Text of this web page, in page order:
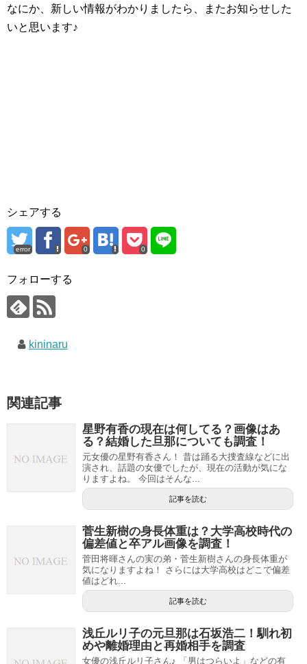
なにか、新しい情報がわかりましたら、またお知らせした
いと思います♪
シェアする
error 0 0
フォローする
kininaru
関連記事
星野有香の現在は何してる？画像はあ
る？結婚した旦那についても調査！
元女優の星野有香さん！ 昔は踊る大捜査線などに出
演され、話題の女優でしたが、現在の活動が気にな
りますよね。 今回はそんな...
記事を読む
菅生新樹の身長体重は？大学高校時代の
偏差値と卒アル画像を調査！
菅田将暉さんの実の弟・菅生新樹さんの身長体重が
気になりますよね！ さらには大学高校はどこで偏差
値はどれ...
記事を読む
浅丘ルリ子の元旦那は石坂浩二！馴れ初
めや離婚理由と再婚相手を調査
女優の浅丘ルリ子さん♪ 「男はつらいよ」などの有